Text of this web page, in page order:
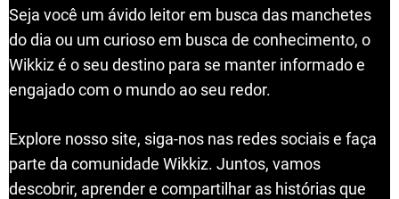
Seja você um ávido leitor em busca das manchetes
do dia ou um curioso em busca de conhecimento, o
Wikkiz é o seu destino para se manter informado e
engajado com o mundo ao seu redor.
Explore nosso site, siga-nos nas redes sociais e faça
parte da comunidade Wikkiz. Juntos, vamos
descobrir, aprender e compartilhar as histórias que